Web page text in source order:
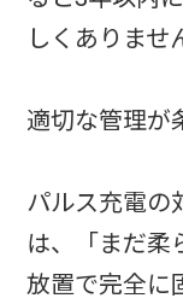
しくありませ
適切な管理が
パルス充電の
は、「まだ柔
放置で完全に